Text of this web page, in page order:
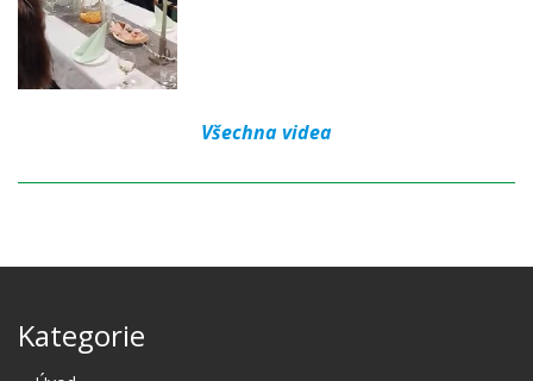
Všechna videa
Kategorie